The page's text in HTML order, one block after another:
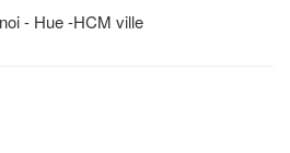
- Hue -HCM ville